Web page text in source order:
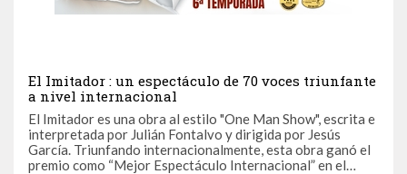
El Imitador : un espectáculo de 70 voces triunfante
a nivel internacional
El Imitador es una obra al estilo "One Man Show", escrita e
interpretada por Julián Fontalvo y dirigida por Jesús
García. Triunfando internacionalmente, esta obra ganó el
premio como “Mejor Espectáculo Internacional” en el